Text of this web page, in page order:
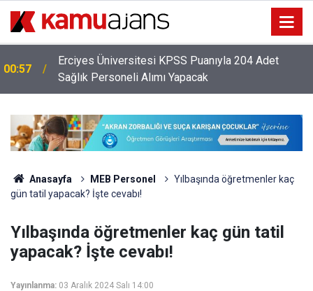
00:57
Erciyes Üniversitesi KPSS Puanıyla 204 Adet
Sağlık Personeli Alımı Yapacak
Anasayfa MEB Personel
Yılbaşında öğretmenler kaç
gün tatil yapacak? İşte cevabı!
Yılbaşında öğretmenler kaç gün tatil
yapacak? İşte cevabı!
Yayınlanma: 03 Aralık 2024 Salı 14:00